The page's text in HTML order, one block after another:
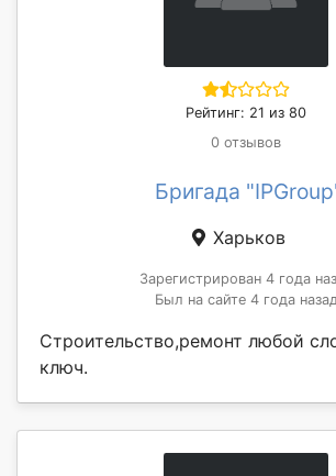
Рейтинг: 21 из 80
0 отзывов
Бригада
Харьков
Зарегистрирован 4 года
Был на сайте 4 года назад
Строительство,ремонт любой
ключ.